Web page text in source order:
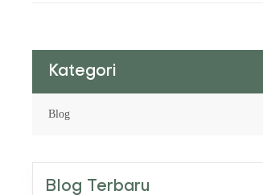
Kategori
Blog
Blog Terbaru